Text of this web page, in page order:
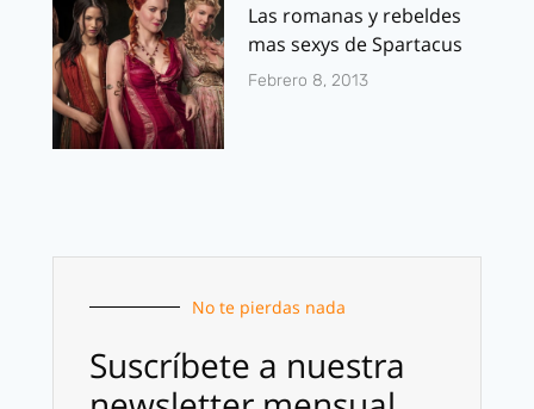
Las romanas y rebeldes
mas sexys de Spartacus
Febrero 8, 2013
No te pierdas nada
Suscríbete a nuestra